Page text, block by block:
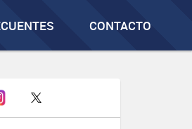
CONTACTO